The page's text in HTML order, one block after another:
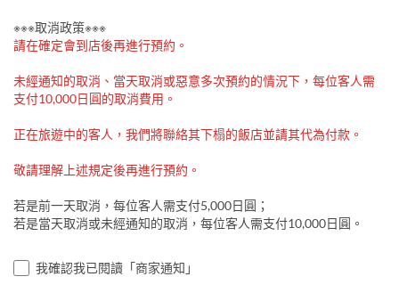
※※※取消政策※※※
請在確定會到店後再進行預約。
未經通知的取消、當天取消或惡意多次預約的情況下，每位客人需
支付10,000日圓的取消費用。
正在旅遊中的客人，我們將聯絡其下榻的飯店並請其代為付款。
敬請理解上述規定後再進行預約。
若是前一天取消，每位客人需支付5,000日圓；
若是當天取消或未經通知的取消，每位客人需支付10,000日圓。
我確認我已閱讀「商家通知」